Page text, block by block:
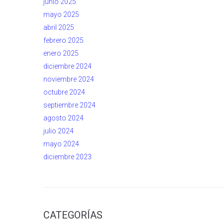
mayo 2025
abril 2025
febrero 2025
enero 2025
diciembre 2024
noviembre 2024
octubre 2024
septiembre 2024
agosto 2024
julio 2024
mayo 2024
diciembre 2023
CATEGORÍAS